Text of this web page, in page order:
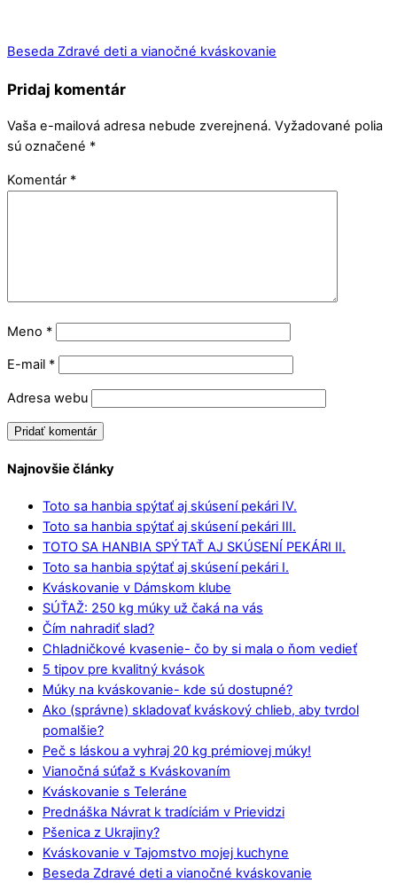
Beseda Zdravé deti a vianočné kváskovanie
Pridaj komentár
Vaša e-mailová adresa nebude zverejnená. Vyžadované polia
sú označené *
Komentár *
Meno *
E-mail *
Adresa webu
Najnovšie články
Toto sa hanbia spýtať aj skúsení pekári IV.
Toto sa hanbia spýtať aj skúsení pekári III.
TOTO SA HANBIA SPÝTAŤ AJ SKÚSENÍ PEKÁRI II.
Toto sa hanbia spýtať aj skúsení pekári I.
Kváskovanie v Dámskom klube
SÚŤAŽ: 250 kg múky už čaká na vás
Čím nahradiť slad?
Chladničkové kvasenie- čo by si mala o ňom vedieť
5 tipov pre kvalitný kvások
Múky na kváskovanie- kde sú dostupné?
Ako (správne) skladovať kváskový chlieb, aby tvrdol
pomalšie?
Peč s láskou a vyhraj 20 kg prémiovej múky!
Vianočná súťaž s Kváskovaním
Kváskovanie s Teleráne
Prednáška Návrat k tradíciám v Prievidzi
Pšenica z Ukrajiny?
Kváskovanie v Tajomstvo mojej kuchyne
Beseda Zdravé deti a vianočné kváskovanie